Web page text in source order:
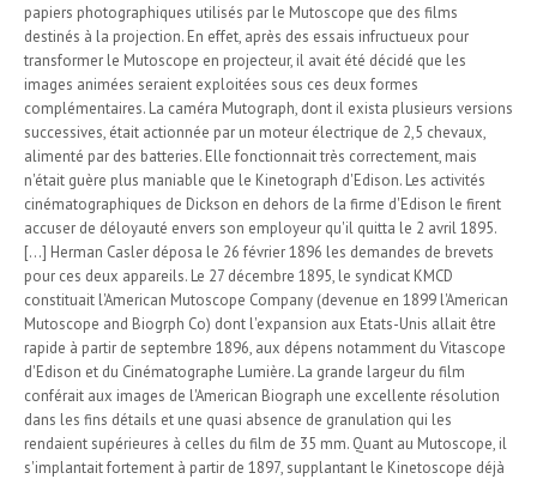
papiers photographiques utilisés par le Mutoscope que des films
destinés à la projection. En effet, après des essais infructueux pour
transformer le Mutoscope en projecteur, il avait été décidé que les
images animées seraient exploitées sous ces deux formes
complémentaires. La caméra Mutograph, dont il exista plusieurs versions
successives, était actionnée par un moteur électrique de 2,5 chevaux,
alimenté par des batteries. Elle fonctionnait très correctement, mais
n'était guère plus maniable que le Kinetograph d'Edison. Les activités
cinématographiques de Dickson en dehors de la firme d'Edison le firent
accuser de déloyauté envers son employeur qu'il quitta le 2 avril 1895.
[...] Herman Casler déposa le 26 février 1896 les demandes de brevets
pour ces deux appareils. Le 27 décembre 1895, le syndicat KMCD
constituait l'American Mutoscope Company (devenue en 1899 l'American
Mutoscope and Biogrph Co) dont l'expansion aux Etats-Unis allait être
rapide à partir de septembre 1896, aux dépens notamment du Vitascope
d'Edison et du Cinématographe Lumière. La grande largeur du film
conférait aux images de l'American Biograph une excellente résolution
dans les fins détails et une quasi absence de granulation qui les
rendaient supérieures à celles du film de 35 mm. Quant au Mutoscope, il
s'implantait fortement à partir de 1897, supplantant le Kinetoscope déjà